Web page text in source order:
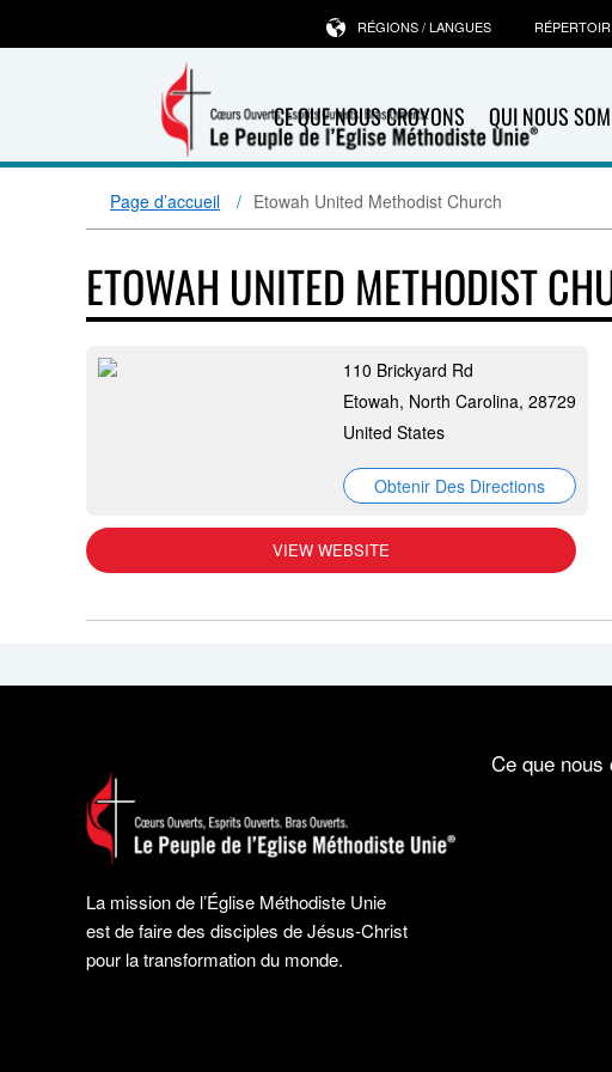
CE QUE NOUS CROYONS QUI NOUS
RÉGIONS / LANGUES
Page d’accueil Etowah United Methodist Church
ETOWAH UNITED METHODIST
110 Brickyard Rd
Etowah, North Carolina, 28729
United States
Obtenir Des Directions
VIEW WEBSITE
La mission de l’Église Méthodiste Unie
est de faire des disciples de Jésus-Christ
pour la transformation du monde.
Ce que nous